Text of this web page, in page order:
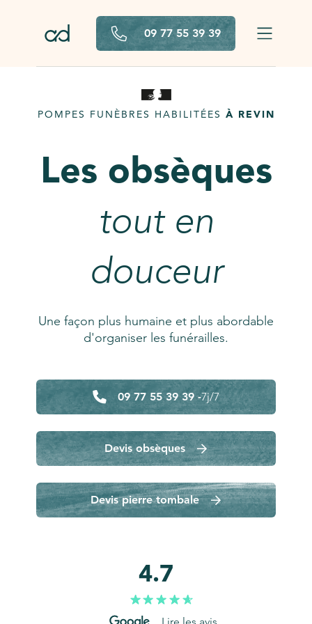
09 77 55 39 39
POMPES FUNÈBRES HABILITÉES À REVIN
Les obsèques
tout en
douceur
Une façon plus humaine et plus abordable
d'organiser les funérailles.
09 77 55 39 39 -7j/7
Devis obsèques
Devis pierre tombale
4.7